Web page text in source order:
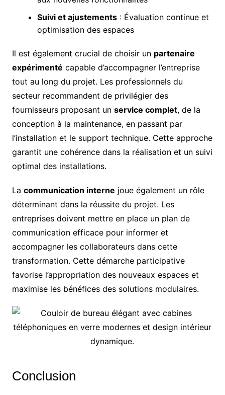
Suivi et ajustements: Évaluation continue et
optimisation des espaces
Il est également crucial de choisir un partenaire
expérimenté capable d’accompagner l’entreprise
tout au long du projet. Les professionnels du
secteur recommandent de privilégier des
fournisseurs proposant un service complet, de la
conception à la maintenance, en passant par
l’installation et le support technique. Cette approche
garantit une cohérence dans la réalisation et un suivi
optimal des installations.
La communication interne joue également un rôle
déterminant dans la réussite du projet. Les
entreprises doivent mettre en place un plan de
communication efficace pour informer et
accompagner les collaborateurs dans cette
transformation. Cette démarche participative
favorise l’appropriation des nouveaux espaces et
maximise les bénéfices des solutions modulaires.
Conclusion